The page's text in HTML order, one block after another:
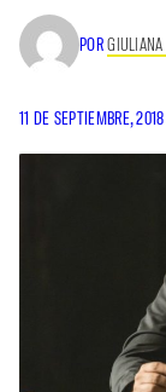
PORGIULIANA
11 DE SEPTIEMBRE, 2018